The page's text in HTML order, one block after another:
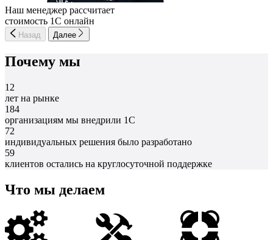
Наш менеджер рассчитает
стоимость 1С онлайн
Назад Далее
Почему мы
12
лет на рынке
184
организациям мы внедрили 1С
72
индивидуальных решения было разработано
59
клиентов остались на круглосуточной поддержке
Что мы делаем